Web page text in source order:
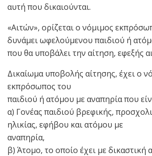
αυτή που δικαιούνται.
«Αιτών», ορίζεται ο νόμιμος
δυνάμει ωφελούμενου παιδιού ή
που θα υποβάλει την αίτηση, εφεξής
Δικαίωμα υποβολής αίτησης, έχει ο
εκπρόσωπος του
παιδιού ή ατόμου με αναπηρία που
α) Γονέας παιδιού βρεφικής,
ηλικίας, εφήβου και ατόμου με
αναπηρία,
β) Άτομο, το οποίο έχει με δικαστική